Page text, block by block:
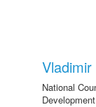
National